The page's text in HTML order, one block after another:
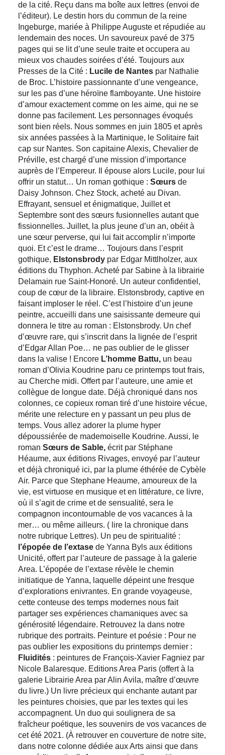
de la cité. Reçu dans ma boîte aux lettres (envoi de
l’éditeur). Le destin hors du commun de la reine
Ingeburge, mariée à Philippe Auguste et répudiée au
lendemain des noces. Un savoureux pavé de 375
pages qui se lit d’une seule traite et occupera au
mieux vos chaudes soirées d’été. Toujours aux
Presses de la Cité : Lucile de Nantes par Nathalie
de Broc. L’histoire passionnante d’une vengeance,
sur les pas d’une héroïne flamboyante. Une histoire
d’amour exactement comme on les aime, qui ne se
donne pas facilement. Les personnages évoqués
sont bien réels. Nous sommes en juin 1805 et après
six années passées à la Martinique, le Solitaire fait
cap sur Nantes. Son capitaine Alexis, Chevalier de
Préville, est chargé d’une mission d’importance
auprès de l’Empereur. Il épouse alors Lucile, pour lui
offrir un statut… Un roman gothique : Sœurs de
Daisy Johnson. Chez Stock, acheté au Divan.
Effrayant, sensuel et énigmatique, Juillet et
Septembre sont des sœurs fusionnelles autant que
fissionnelles. Juillet, la plus jeune d’un an, obéit à
une sœur perverse, qui lui fait accomplir n’importe
quoi. Et c’est le drame… Toujours dans l’esprit
gothique, Elstonsbrody par Edgar Mittlholzer, aux
éditions du Thyphon. Acheté par Sabine à la librairie
Delamain rue Saint-Honoré. Un auteur confidentiel,
coup de cœur de la libraire. Elstonsbrody, captive en
faisant imploser le réel. C’est l’histoire d’un jeune
peintre, accueilli dans une saisissante demeure qui
donnera le titre au roman : Elstonsbrody. Un chef
d’œuvre rare, qui s’inscrit dans la lignée de l’esprit
d’Edgar Allan Poe… ne pas oublier de le glisser
dans la valise ! Encore L’homme Battu, un beau
roman d’Olivia Koudrine paru ce printemps tout frais,
au Cherche midi. Offert par l’auteure, une amie et
collègue de longue date. Déjà chroniqué dans nos
colonnes, ce copieux roman tiré d’une histoire vécue,
mérite une relecture en y passant un peu plus de
temps. Vous allez adorer la plume hyper
dépoussiérée de mademoiselle Koudrine. Aussi, le
roman Sœurs de Sable, écrit par Stéphane
Héaume, aux éditions Rivages, envoyé par l’auteur
et déjà chroniqué ici, par la plume éthérée de Cybèle
Air. Parce que Stephane Heaume, amoureux de la
vie, est virtuose en musique et en littérature, ce livre,
où il s’agit de crime et de sensualité, sera le
compagnon incontournable de vos vacances à la
mer… ou même ailleurs. ( lire la chronique dans
notre rubrique Lettres). Un peu de spiritualité :
l’épopée de l’extase de Yanna Byls aux éditions
Unicité, offert par l’auteure de passage à la galerie
Area. L’épopée de l’extase révèle le chemin
initiatique de Yanna, laquelle dépeint une fresque
d’explorations enivrantes. En grande voyageuse,
cette conteuse des temps modernes nous fait
partager ses expériences chamaniques avec sa
générosité légendaire. Retrouvez la dans notre
rubrique des portraits. Peinture et poésie : Pour ne
pas oublier les expositions du printemps dernier :
Fluidités : peintures de François-Xavier Fagniez par
Nicole Balaresque. Editions Area Paris (offert à la
galerie Librairie Area par Alin Avila, maître d’œuvre
du livre.) Un livre précieux qui enchante autant par
les peintures choisies, que par les textes qui les
accompagnent. Un duo qui soulignera de sa
fraîcheur poétique, les souvenirs de vos vacances de
cet été 2021. (À retrouver en couverture de notre site,
dans notre colonne dédiée aux Arts ainsi que dans